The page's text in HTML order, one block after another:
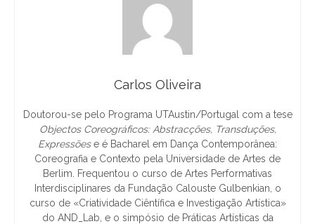
Carlos Oliveira
Doutorou-se pelo Programa UTAustin/Portugal com a tese
Objectos Coreográficos: Abstracções, Transduções,
Expressõese é Bacharel em Dança Contemporânea:
Coreografia e Contexto pela Universidade de Artes de
Berlim. Frequentou o curso de Artes Performativas
Interdisciplinares da Fundação Calouste Gulbenkian, o
curso de «Criatividade Ciêntífica e Investigação Artística»
do AND_Lab, e o simpósio de Práticas Artísticas da